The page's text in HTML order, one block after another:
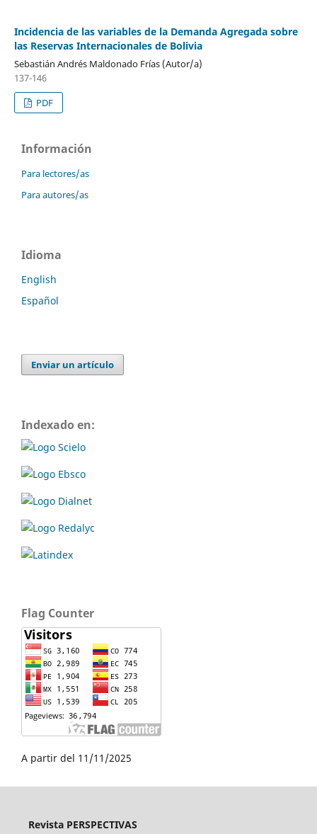
Incidencia de las variables de la Demanda Agregada sobre
las Reservas Internacionales de Bolivia
Sebastián Andrés Maldonado Frías (Autor/a)
137-146
PDF
Información
Para lectores/as
Para autores/as
Idioma
English
Español
Enviar un artículo
Indexado en:
Flag Counter
A partir del 11/11/2025
Revista PERSPECTIVAS